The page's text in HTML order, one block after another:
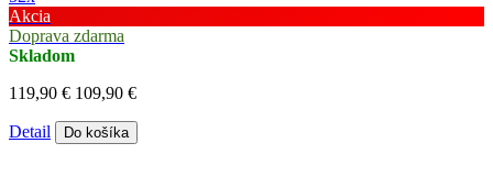
Akcia
Doprava zdarma
Skladom
119,90 € 109,90 €
Detail Do košíka